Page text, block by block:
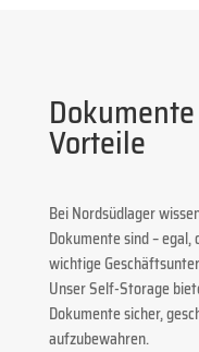
Vorteile
Bei Nordsüdlager
Dokumente sind –
wichtige
Unser Self-Storage
Dokumente sicher,
aufzubewahren.